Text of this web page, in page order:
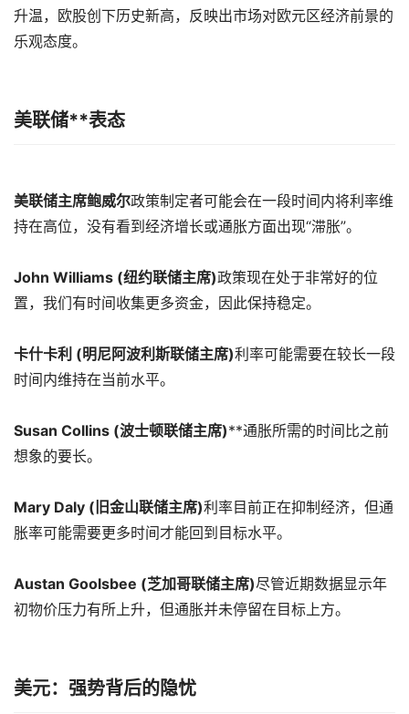
升温，欧股创下历史新高，反映出市场对欧元区经济前景的
乐观态度。
美联储**表态
美联储主席鲍威尔政策制定者可能会在一段时间内将利率维
持在高位，没有看到经济增长或通胀方面出现“滞胀”。
John Williams (纽约联储主席)政策现在处于非常好的位
置，我们有时间收集更多资金，因此保持稳定。
卡什卡利 (明尼阿波利斯联储主席)利率可能需要在较长一段
时间内维持在当前水平。
Susan Collins (波士顿联储主席)**通胀所需的时间比之前
想象的要长。
Mary Daly (旧金山联储主席)利率目前正在抑制经济，但通
胀率可能需要更多时间才能回到目标水平。
Austan Goolsbee (芝加哥联储主席)尽管近期数据显示年
初物价压力有所上升，但通胀并未停留在目标上方。
美元：强势背后的隐忧